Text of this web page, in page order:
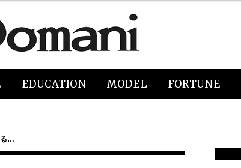
EDUCATION MODEL FORTUNE
る…